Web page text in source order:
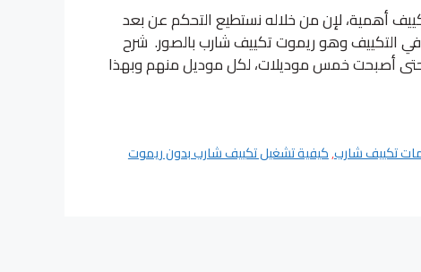
أهمية، لإن من خلاله نستطيع التحكم عن بعد
التكييف وهو ريموت تكييف شارب بالصور. شرح
أصبحت خمس موديلات، لكل موديل منهم وبهذا
تكييف شارب,كيفية تشغيل تكييف شارب بدون ريموت